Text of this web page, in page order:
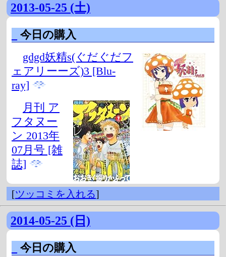
2013-05-25 (土)
今日の購入
gdgd妖精s(ぐだぐだフ
ェアリーーズ)3 [Blu-
ray]
月刊 ア
フタヌー
ン 2013年
07月号 [雑
誌]
[ツッコミを入れる]
2014-05-25 (日)
今日の購入